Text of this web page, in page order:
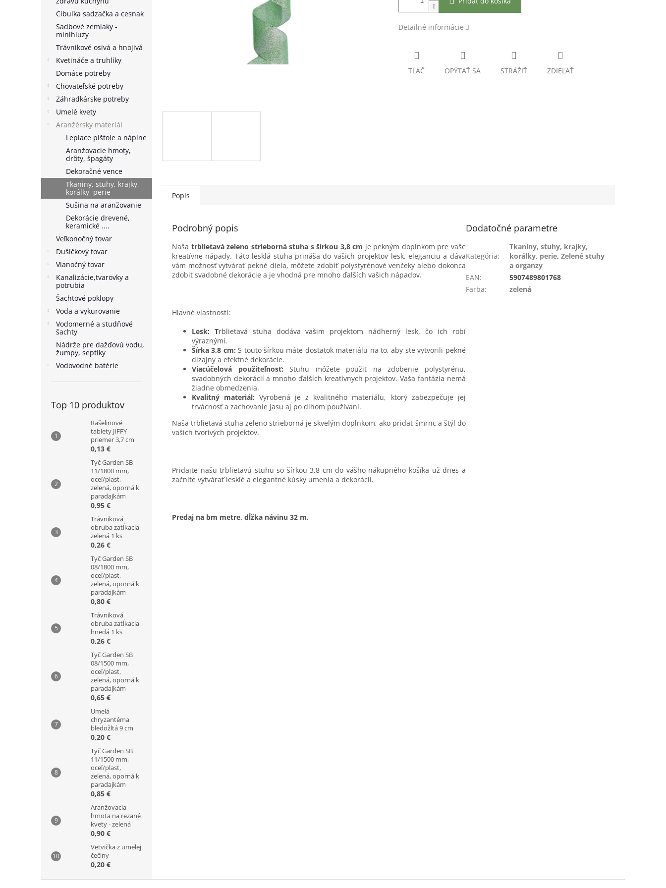
Cibuľka sadzačka a cesnak
Sadbové zemiaky -
minihľuzy
Trávnikové osivá a hnojivá
Kvetináče a truhlíky
Domáce potreby
Chovateľské potreby
Záhradkárske potreby
Umelé kvety
Aranžérsky materiál
Lepiace pištole a náplne
Aranžovacie hmoty,
drôty, špagáty
Dekoračné vence
Tkaniny, stuhy, krajky,
korálky, perie
Sušina na aranžovanie
Dekorácie drevené,
keramické ....
Veľkonočný tovar
Dušičkový tovar
Vianočný tovar
Kanalizácie,tvarovky a
potrubia
Šachtové poklopy
Voda a vykurovanie
Vodomerné a studňové
šachty
Nádrže pre dažďovú vodu,
žumpy, septiky
Vodovodné batérie
Top 10 produktov
Rašelinové
tablety JIFFY
priemer 3,7 cm
0,13 €
Tyč Garden SB
11/1800 mm,
oceľ/plast,
zelená, oporná k
paradajkám
0,95 €
Trávniková
obruba zatĺkacia
zelená 1 ks
0,26 €
Tyč Garden SB
08/1800 mm,
oceľ/plast,
zelená, oporná k
paradajkám
0,80 €
Trávniková
obruba zatĺkacia
hnedá 1 ks
0,26 €
Tyč Garden SB
08/1500 mm,
oceľ/plast,
zelená, oporná k
paradajkám
0,65 €
Umelá
chryzantéma
bledožltá 9 cm
0,20 €
Tyč Garden SB
11/1500 mm,
oceľ/plast,
zelená, oporná k
paradajkám
0,85 €
Aranžovacia
hmota na rezané
kvety - zelená
0,90 €
Vetvička z umelej
čečiny
0,20 €
Detailné informácie
TLAČ OPÝTAŤ SA STRÁŽIŤ ZDIEĽAŤ
Popis
Podrobný popis
Naša trblietavá zeleno strieborná stuha s šírkou 3,8 cm je pekným doplnkom pre vaše
kreatívne nápady. Táto lesklá stuha prináša do vašich projektov lesk, eleganciu a dáva
vám možnosť vytvárať pekné diela, môžete zdobiť polystyrénové venčeky alebo dokonca
zdobiť svadobné dekorácie a je vhodná pre mnoho ďalších vašich nápadov.
Hlavné vlastnosti:
Lesk: Trblietavá stuha dodáva vašim projektom nádherný lesk, čo ich robí
výraznými.
Šírka 3,8 cm: S touto šírkou máte dostatok materiálu na to, aby ste vytvorili pekné
dizajny a efektné dekorácie.
Viacúčelová použiteľnosť:
Stuhu môžete použiť na zdobenie polystyrénu,
svadobných dekorácií a mnoho ďalších kreatívnych projektov. Vaša fantázia nemá
žiadne obmedzenia.
Kvalitný materiál: Vyrobená je z kvalitného materiálu, ktorý zabezpečuje jej
trvácnosť a zachovanie jasu aj po dlhom používaní.
Naša trblietavá stuha zeleno strieborná je skvelým doplnkom, ako pridať šmrnc a štýl do
vašich tvorivých projektov.
Pridajte našu trblietavú stuhu so šírkou 3,8 cm do vášho nákupného košíka už dnes a
začnite vytvárať lesklé a elegantné kúsky umenia a dekorácií.
Predaj na bm metre, dĺžka návinu 32 m.
Dodatočné parametre
Kategória:
Tkaniny, stuhy, krajky,
korálky, perie, Zelené stuhy
a organzy
EAN:
5907489801768
Farba: zelená